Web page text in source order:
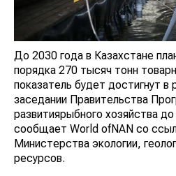
До 2030 года в Казахстане
порядка 270 тысяч тонн
показатель будет достигнут в
заседании Правительства
развитиярыбного хозяйства
сообщает World ofNAN со
Министерства экологии,
ресурсов.